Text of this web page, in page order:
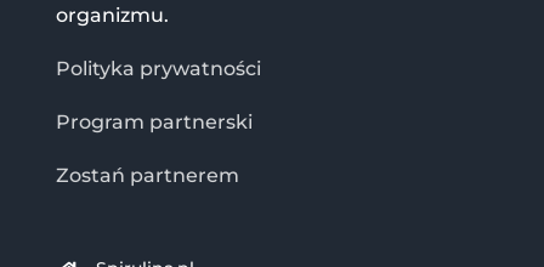
organizmu.
Polityka prywatności
Program partnerski
Zostań partnerem